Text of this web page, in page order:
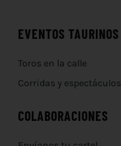
EVENTOS TAURINOS
Toros en la calle
Corridas y espectáculos
COLABORACIONES